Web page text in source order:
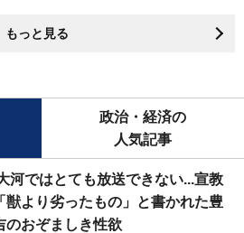
もっと見る
政治・経済の
人気記事
河ではとても放送できない...宣教
獣より劣ったもの」と書かれた豊
のおぞましき性欲